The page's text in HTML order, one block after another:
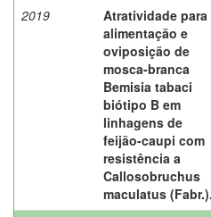
2019
Atratividade para
alimentação e
oviposição de
mosca-branca
Bemisia tabaci
biótipo B em
linhagens de
feijão-caupi com
resistência a
Callosobruchus
maculatus (Fabr.).